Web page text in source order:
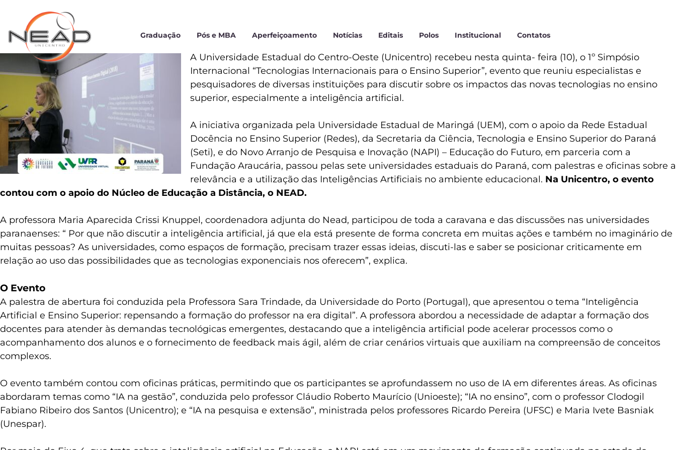
Graduação Pós e MBA Aperfeiçoamento Notícias Editais Polos Institucional Contatos
A Universidade Estadual do Centro-Oeste (Unicentro) recebeu nesta quinta- feira (10), o 1º Simpósio
Internacional “Tecnologias Internacionais para o Ensino Superior”, evento que reuniu especialistas e
pesquisadores de diversas instituições para discutir sobre os impactos das novas tecnologias no ensino
superior, especialmente a inteligência artificial.
A iniciativa organizada pela Universidade Estadual de Maringá (UEM), com o apoio da Rede Estadual
Docência no Ensino Superior (Redes), da Secretaria da Ciência, Tecnologia e Ensino Superior do Paraná
(Seti), e do Novo Arranjo de Pesquisa e Inovação (NAPI) – Educação do Futuro, em parceria com a
Fundação Araucária, passou pelas sete universidades estaduais do Paraná, com palestras e oficinas sobre a
relevância e a utilização das Inteligências Artificiais no ambiente educacional. Na Unicentro, o evento
contou com o apoio do Núcleo de Educação a Distância, o NEAD.
A professora Maria Aparecida Crissi Knuppel, coordenadora adjunta do Nead, participou de toda a caravana e das discussões nas universidades
paranaenses: “ Por que não discutir a inteligência artificial, já que ela está presente de forma concreta em muitas ações e também no imaginário de
muitas pessoas? As universidades, como espaços de formação, precisam trazer essas ideias, discuti-las e saber se posicionar criticamente em
relação ao uso das possibilidades que as tecnologias exponenciais nos oferecem”, explica.
O Evento
A palestra de abertura foi conduzida pela Professora Sara Trindade, da Universidade do Porto (Portugal), que apresentou o tema “Inteligência
Artificial e Ensino Superior: repensando a formação do professor na era digital”. A professora abordou a necessidade de adaptar a formação dos
docentes para atender às demandas tecnológicas emergentes, destacando que a inteligência artificial pode acelerar processos como o
acompanhamento dos alunos e o fornecimento de feedback mais ágil, além de criar cenários virtuais que auxiliam na compreensão de conceitos
complexos.
O evento também contou com oficinas práticas, permitindo que os participantes se aprofundassem no uso de IA em diferentes áreas. As oficinas
abordaram temas como “IA na gestão”, conduzida pelo professor Cláudio Roberto Maurício (Unioeste); “IA no ensino”, com o professor Clodogil
Fabiano Ribeiro dos Santos (Unicentro); e “IA na pesquisa e extensão”, ministrada pelos professores Ricardo Pereira (UFSC) e Maria Ivete Basniak
(Unespar).